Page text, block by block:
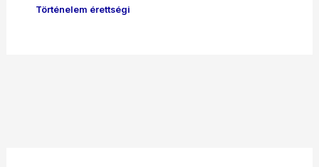
Történelem érettségi